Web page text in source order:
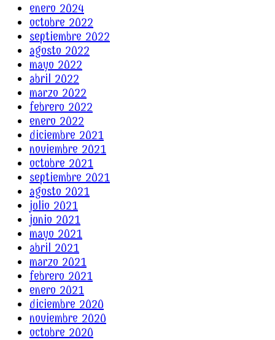
enero 2024
octubre 2022
septiembre 2022
agosto 2022
mayo 2022
abril 2022
marzo 2022
febrero 2022
enero 2022
diciembre 2021
noviembre 2021
octubre 2021
septiembre 2021
agosto 2021
julio 2021
junio 2021
mayo 2021
abril 2021
marzo 2021
febrero 2021
enero 2021
diciembre 2020
noviembre 2020
octubre 2020